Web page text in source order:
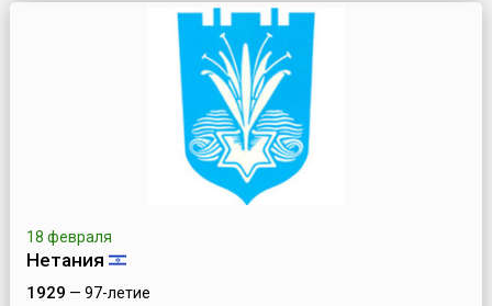
18 февраля
Нетания
1929 — 97-летие